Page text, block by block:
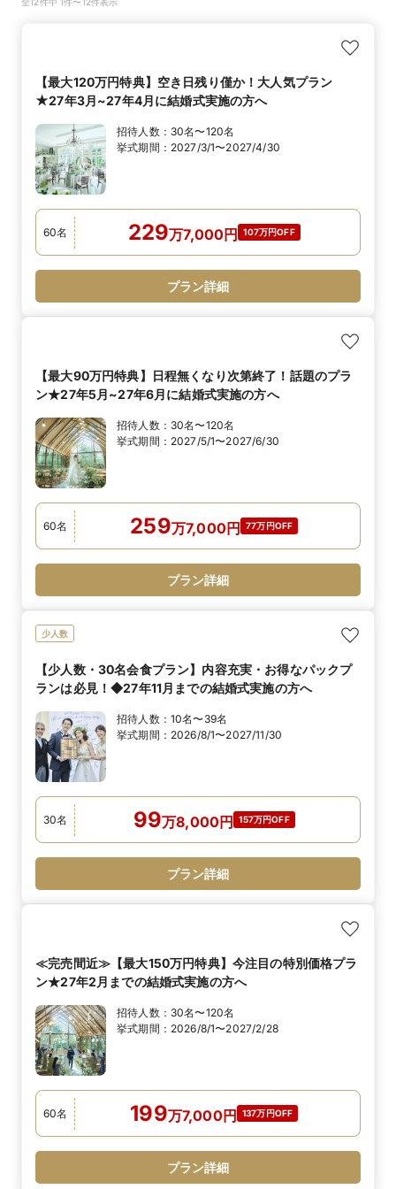
【最大120万円特典】空き日残り僅か！大人気プラン
★27年3月~27年4月に結婚式実施の方へ
招待人数： 30名〜120名
挙式期間： 2027/3/1〜2027/4/30
60名 229万7,000円 107万円OFF
プラン詳細
【最大90万円特典】日程無くなり次第終了！話題のプラ
ン★27年5月~27年6月に結婚式実施の方へ
招待人数： 30名〜120名
挙式期間： 2027/5/1〜2027/6/30
60名 259万7,000円 77万円OFF
プラン詳細
少人数
【少人数・30名会食プラン】内容充実・お得なパックプ
ランは必見！◆27年11月までの結婚式実施の方へ
招待人数： 10名〜39名
挙式期間： 2026/8/1〜2027/11/30
30名 99万8,000円 157万円OFF
プラン詳細
≪完売間近≫【最大150万円特典】今注目の特別価格プラ
ン★27年2月までの結婚式実施の方へ
招待人数： 30名〜120名
挙式期間： 2026/8/1〜2027/2/28
60名 199万7,000円 137万円OFF
プラン詳細